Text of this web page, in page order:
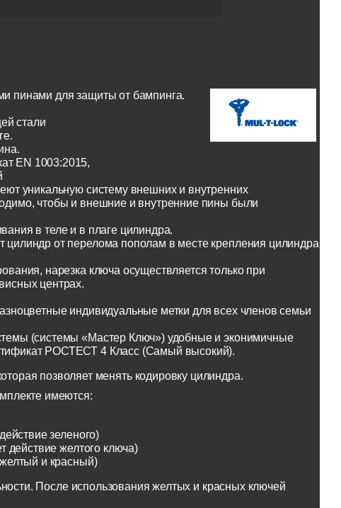
пинами для защиты от бампинга.
стали
EN 1003:2015,
уникальную систему внешних и внутренних
чтобы и внешние и внутренние пины были
в теле и в плаге цилиндра.
от перелома пополам в месте крепления цилиндра
нарезка ключа осуществляется только при
центрах.
индивидуальные метки для всех членов семьи
(системы «Мастер Ключ») удобные и эконимичные
РОСТЕСТ 4 Класс (Самый высокий).
позволяет менять кодировку цилиндра.
имеются:
зеленого)
действие желтого ключа)
и красный)
После использования желтых и красных ключей